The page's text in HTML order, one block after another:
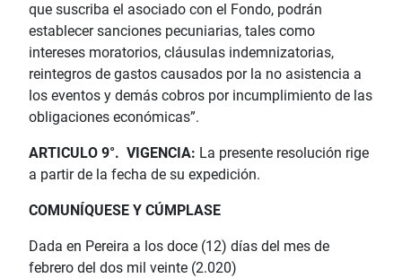
que suscriba el asociado con el Fondo, podrán
establecer sanciones pecuniarias, tales como
intereses moratorios, cláusulas indemnizatorias,
reintegros de gastos causados por la no asistencia a
los eventos y demás cobros por incumplimiento de las
obligaciones económicas”.
ARTICULO 9°. VIGENCIA: La presente resolución rige
a partir de la fecha de su expedición.
COMUNÍQUESE Y CÚMPLASE
Dada en Pereira a los doce (12) días del mes de
febrero del dos mil veinte (2.020)